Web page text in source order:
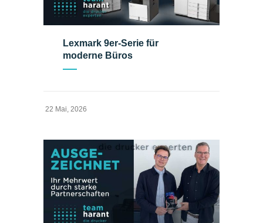
Lexmark 9er-Serie für
moderne Büros
22 Mai, 2026